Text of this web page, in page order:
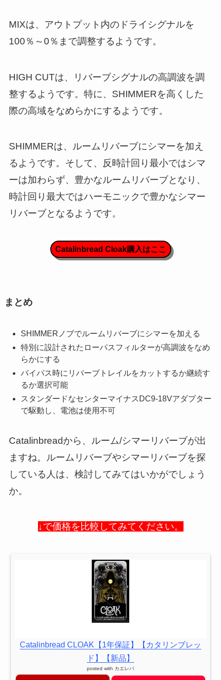
MIXは、アウトプット内のドライシグナルを
100％～0％まで調整するようです。
HIGH CUTは、リバーブシグナルの高調波を調
整するようです。特に、SHIMMERを高くした
際の高域をなめらかにするようです。
SHIMMERは、ルームリバーブにシマーを加え
るようです。そして、反時計回り最小ではシマ
ーは加わらず、豊かなルームリバーブとなり、
時計回り最大ではハーモニックで豊かなシマー
リバーブとなるようです。
Catalinbread Cloak購入はここ
まとめ
SHIMMERノブでルームリバーブにシマーを加える
特別に設計されたローパスフィルターが高調波をなめ
らかにする
バイパス時にリバーブトレイルをカットするか継続す
るか選択可能
スタンダードなセンターマイナスDC9-18Vアダプター
で駆動し、電池は使用不可
Catalinbreadから、ルーム/シマーリバーブが出
ますね。ルームリバーブやシマーリバーブを探
している人は、検討してみてはいかがでしょう
か。
↓で価格を比較してみてください。
Catalinbread CLOAK【1年保証】【カタリンブレッ
ド】【新品】
posted with カエレバ